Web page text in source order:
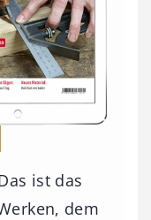
ist das
dem